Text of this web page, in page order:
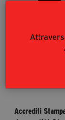
Accrediti